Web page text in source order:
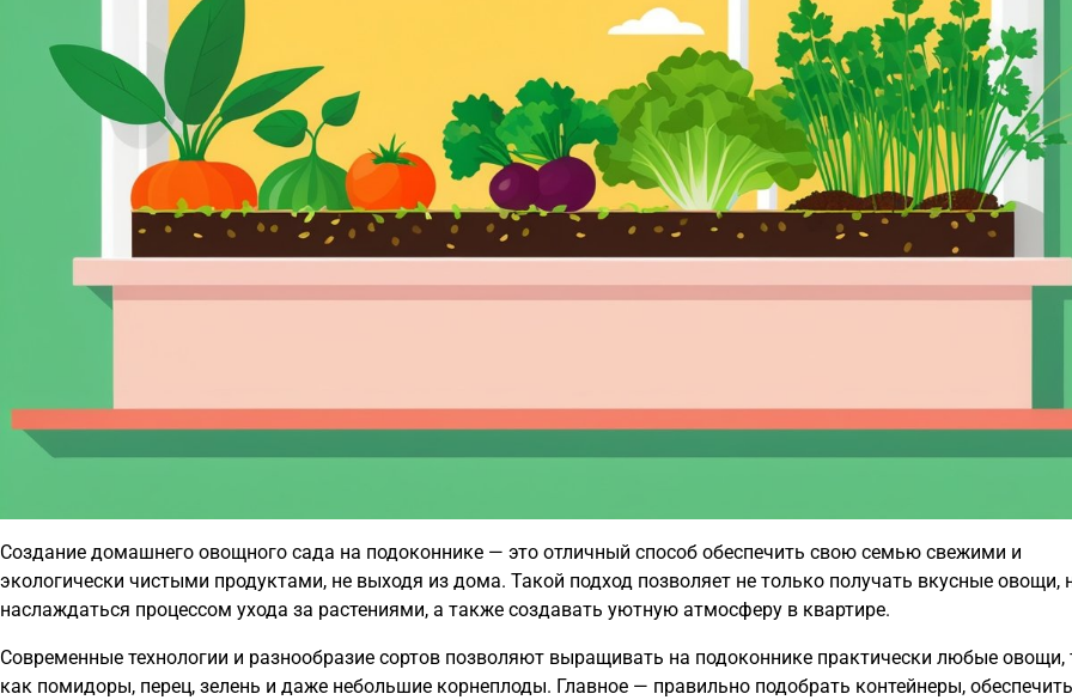
Создание домашнего овощного сада на подоконнике — это отличный способ обеспечить свою семью свежими и
экологически чистыми продуктами, не выходя из дома. Такой подход позволяет не только получать вкусные овощи,
наслаждаться процессом ухода за растениями, а также создавать уютную атмосферу в квартире.
Современные технологии и разнообразие сортов позволяют выращивать на подоконнике практически любые овощи,
как помидоры, перец, зелень и даже небольшие корнеплоды. Главное — правильно подобрать контейнеры, обеспечить